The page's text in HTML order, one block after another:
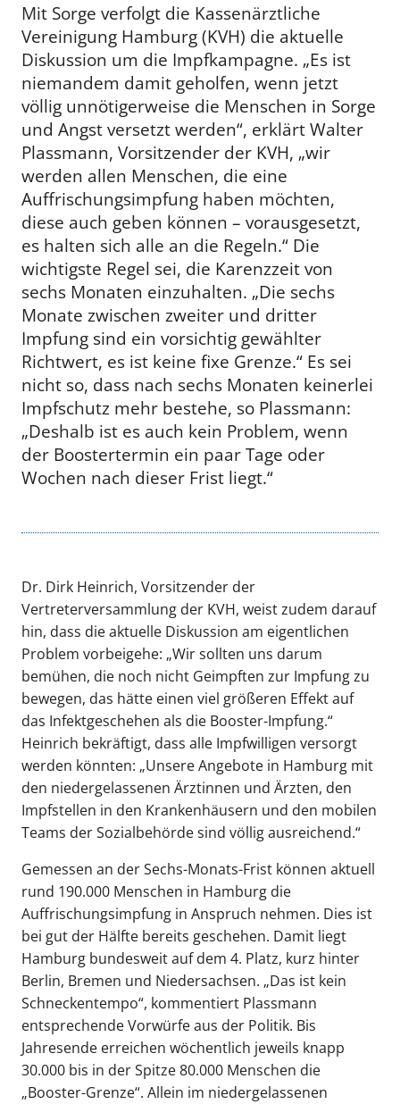
Mit Sorge verfolgt die Kassenärztliche
Vereinigung Hamburg (KVH) die aktuelle
Diskussion um die Impfkampagne. „Es ist
niemandem damit geholfen, wenn jetzt
völlig unnötigerweise die Menschen in Sorge
und Angst versetzt werden“, erklärt Walter
Plassmann, Vorsitzender der KVH, „wir
werden allen Menschen, die eine
Auffrischungsimpfung haben möchten,
diese auch geben können – vorausgesetzt,
es halten sich alle an die Regeln.“ Die
wichtigste Regel sei, die Karenzzeit von
sechs Monaten einzuhalten. „Die sechs
Monate zwischen zweiter und dritter
Impfung sind ein vorsichtig gewählter
Richtwert, es ist keine fixe Grenze.“ Es sei
nicht so, dass nach sechs Monaten keinerlei
Impfschutz mehr bestehe, so Plassmann:
„Deshalb ist es auch kein Problem, wenn
der Boostertermin ein paar Tage oder
Wochen nach dieser Frist liegt.“
Dr. Dirk Heinrich, Vorsitzender der
Vertreterversammlung der KVH, weist zudem darauf
hin, dass die aktuelle Diskussion am eigentlichen
Problem vorbeigehe: „Wir sollten uns darum
bemühen, die noch nicht Geimpften zur Impfung zu
bewegen, das hätte einen viel größeren Effekt auf
das Infektgeschehen als die Booster-Impfung.“
Heinrich bekräftigt, dass alle Impfwilligen versorgt
werden könnten: „Unsere Angebote in Hamburg mit
den niedergelassenen Ärztinnen und Ärzten, den
Impfstellen in den Krankenhäusern und den mobilen
Teams der Sozialbehörde sind völlig ausreichend.“
Gemessen an der Sechs-Monats-Frist können aktuell
rund 190.000 Menschen in Hamburg die
Auffrischungsimpfung in Anspruch nehmen. Dies ist
bei gut der Hälfte bereits geschehen. Damit liegt
Hamburg bundesweit auf dem 4. Platz, kurz hinter
Berlin, Bremen und Niedersachsen. „Das ist kein
Schneckentempo“, kommentiert Plassmann
entsprechende Vorwürfe aus der Politik. Bis
Jahresende erreichen wöchentlich jeweils knapp
30.000 bis in der Spitze 80.000 Menschen die
„Booster-Grenze“. Allein im niedergelassenen